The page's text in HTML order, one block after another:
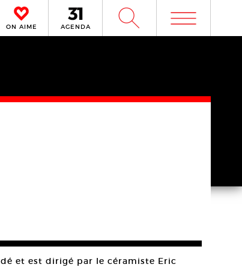
ON AIME AGENDA W m
et est dirigé par le céramiste Eric